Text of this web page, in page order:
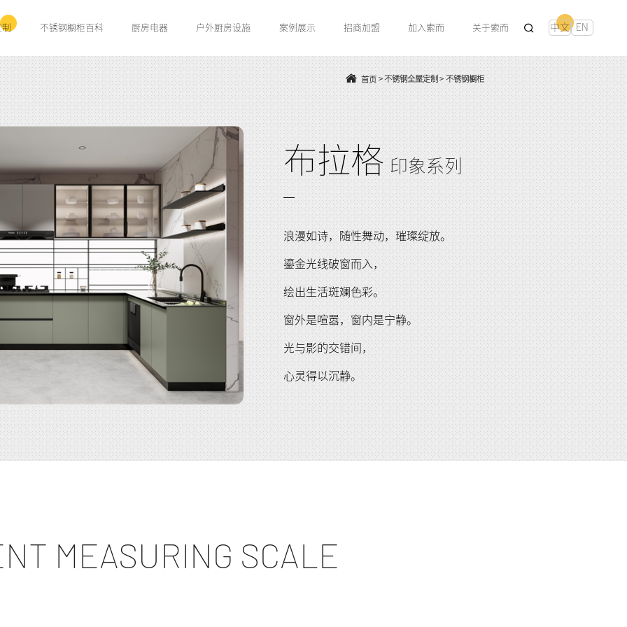
不锈钢橱柜百科 厨房电器 户外厨房设施 案例展示 招商加盟 加入索而 关于索而 中文 EN
首页 > 不锈钢全屋定制 > 不锈钢橱柜
布拉格 印象系列
浪漫如诗，随性舞动，璀璨绽放。
鎏金光线破窗而入，
绘出生活斑斓色彩。
窗外是喧嚣，窗内是宁静。
光与影的交错间，
心灵得以沉静。
MEASURING SCALE